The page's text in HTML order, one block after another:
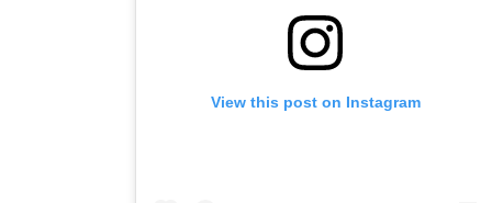
View this post on Instagram